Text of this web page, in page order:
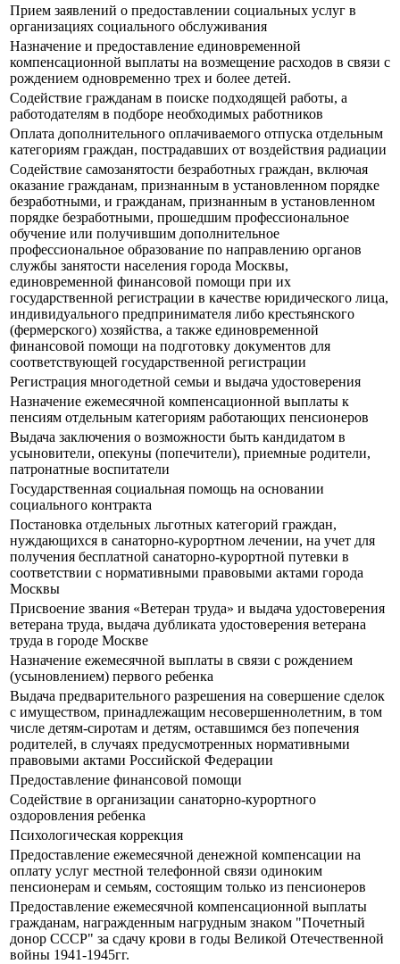
Прием заявлений о предоставлении социальных услуг в
организациях социального обслуживания
Назначение и предоставление единовременной
компенсационной выплаты на возмещение расходов в связи с
рождением одновременно трех и более детей.
Содействие гражданам в поиске подходящей работы, а
работодателям в подборе необходимых работников
Оплата дополнительного оплачиваемого отпуска отдельным
категориям граждан, пострадавших от воздействия радиации
Содействие самозанятости безработных граждан, включая
оказание гражданам, признанным в установленном порядке
безработными, и гражданам, признанным в установленном
порядке безработными, прошедшим профессиональное
обучение или получившим дополнительное
профессиональное образование по направлению органов
службы занятости населения города Москвы,
единовременной финансовой помощи при их
государственной регистрации в качестве юридического лица,
индивидуального предпринимателя либо крестьянского
(фермерского) хозяйства, а также единовременной
финансовой помощи на подготовку документов для
соответствующей государственной регистрации
Регистрация многодетной семьи и выдача удостоверения
Назначение ежемесячной компенсационной выплаты к
пенсиям отдельным категориям работающих пенсионеров
Выдача заключения о возможности быть кандидатом в
усыновители, опекуны (попечители), приемные родители,
патронатные воспитатели
Государственная социальная помощь на основании
социального контракта
Постановка отдельных льготных категорий граждан,
нуждающихся в санаторно-курортном лечении, на учет для
получения бесплатной санаторно-курортной путевки в
соответствии с нормативными правовыми актами города
Москвы
Присвоение звания «Ветеран труда» и выдача удостоверения
ветерана труда, выдача дубликата удостоверения ветерана
труда в городе Москве
Назначение ежемесячной выплаты в связи с рождением
(усыновлением) первого ребенка
Выдача предварительного разрешения на совершение сделок
с имуществом, принадлежащим несовершеннолетним, в том
числе детям-сиротам и детям, оставшимся без попечения
родителей, в случаях предусмотренных нормативными
правовыми актами Российской Федерации
Предоставление финансовой помощи
Содействие в организации санаторно-курортного
оздоровления ребенка
Психологическая коррекция
Предоставление ежемесячной денежной компенсации на
оплату услуг местной телефонной связи одиноким
пенсионерам и семьям, состоящим только из пенсионеров
Предоставление ежемесячной компенсационной выплаты
гражданам, награжденным нагрудным знаком "Почетный
донор СССР" за сдачу крови в годы Великой Отечественной
войны 1941-1945гг.